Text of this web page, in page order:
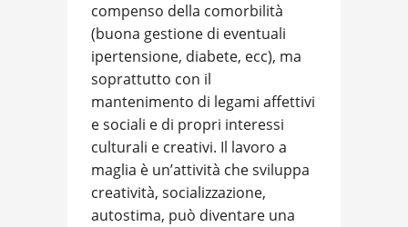
compenso della comorbilità
(buona gestione di eventuali
ipertensione, diabete, ecc), ma
soprattutto con il
mantenimento di legami affettivi
e sociali e di propri interessi
culturali e creativi. Il lavoro a
maglia è un’attività che sviluppa
creatività, socializzazione,
autostima, può diventare una